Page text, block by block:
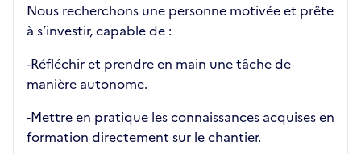
Nous recherchons une personne motivée et prête
à s’investir, capable de :
-Réfléchir et prendre en main une tâche de
manière autonome.
-Mettre en pratique les connaissances acquises en
formation directement sur le chantier.